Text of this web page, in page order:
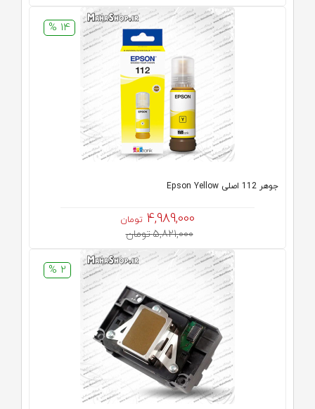
14 %
جوهر 112 اصلی Epson Yellow
4,989,000 تومان
5,821,000 تومان
2 %